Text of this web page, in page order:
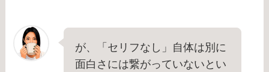
が、「セリフなし」自体は別に
面白さには繋がっていないとい